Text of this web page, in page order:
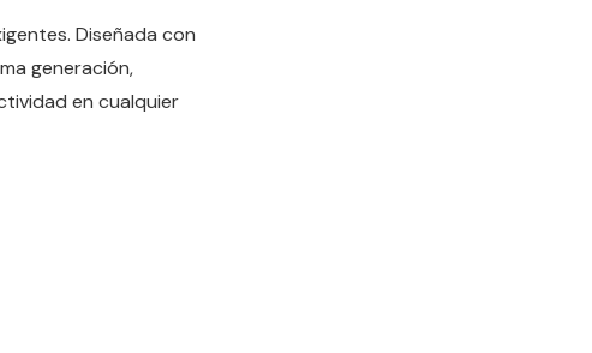
Diseñada con
generación,
en cualquier